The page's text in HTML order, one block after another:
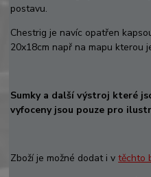
postavu.
Chestrig je navíc opatřen
20x18cm např na mapu kterou
Sumky a další výstroj které
vyfoceny jsou pouze pro
Zboží je možné dodat i vtěchto